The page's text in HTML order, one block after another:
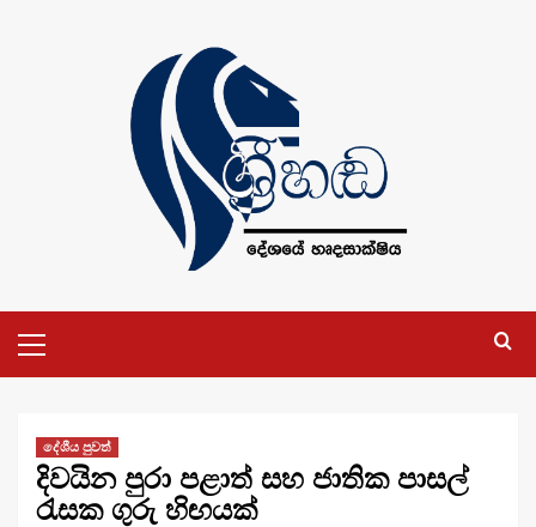
Menu
දේශීය පුවත්
දිවයින පුරා පළාත් සහ ජාතික පාසල්
රැසක ගුරු හිඟයක්